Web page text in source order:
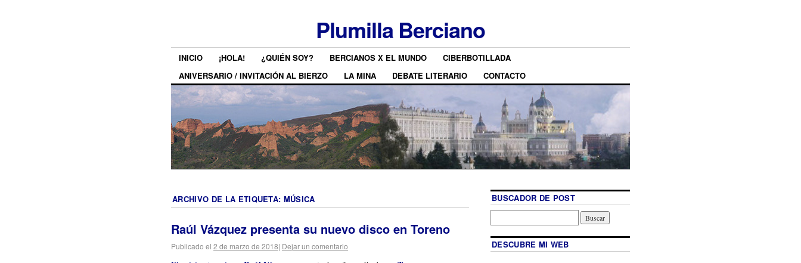
Plumilla Berciano
INICIO ¡HOLA! ¿QUIÉN SOY? BERCIANOS X EL MUNDO
CIBERBOTILLADA
ANIVERSARIO / INVITACIÓN AL BIERZO
LA MINA DEBATE LITERARIO CONTACTO
ARCHIVO DE LA ETIQUETA: MÚSICA
Raúl Vázquez presenta su nuevo disco en Toreno
Publicado el 2 de marzo de 2018| Dejar un comentario
BUSCADOR DE POST
DESCUBRE MI WEB